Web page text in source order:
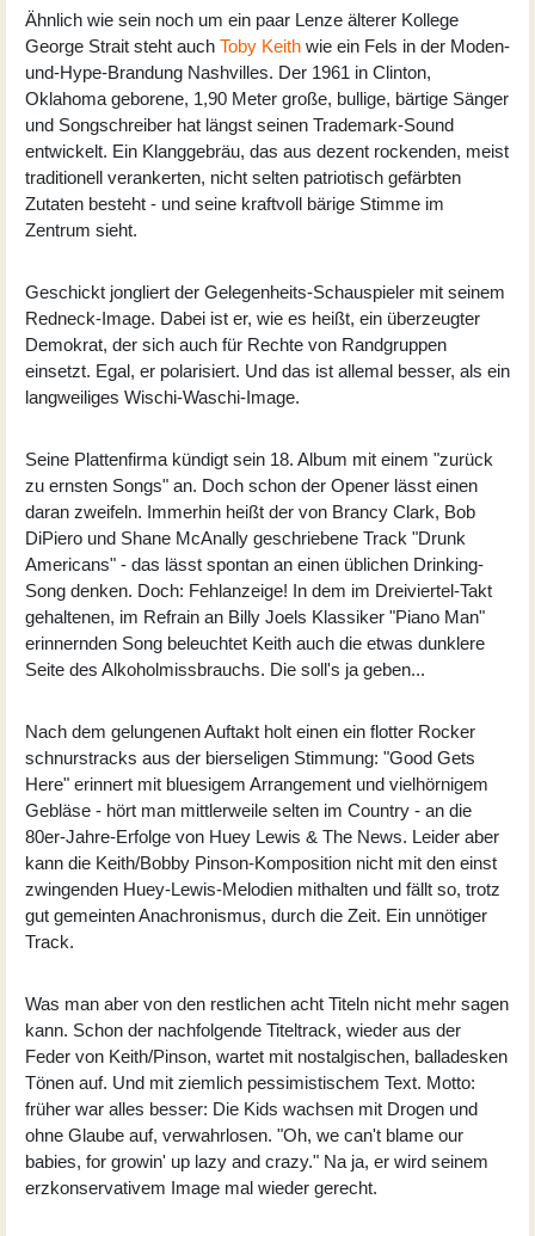
Ähnlich wie sein noch um ein paar Lenze älterer Kollege
George Strait steht auch Toby Keith wie ein Fels in der Moden-
und-Hype-Brandung Nashvilles. Der 1961 in Clinton,
Oklahoma geborene, 1,90 Meter große, bullige, bärtige Sänger
und Songschreiber hat längst seinen Trademark-Sound
entwickelt. Ein Klanggebräu, das aus dezent rockenden, meist
traditionell verankerten, nicht selten patriotisch gefärbten
Zutaten besteht - und seine kraftvoll bärige Stimme im
Zentrum sieht.
Geschickt jongliert der Gelegenheits-Schauspieler mit seinem
Redneck-Image. Dabei ist er, wie es heißt, ein überzeugter
Demokrat, der sich auch für Rechte von Randgruppen
einsetzt. Egal, er polarisiert. Und das ist allemal besser, als ein
langweiliges Wischi-Waschi-Image.
Seine Plattenfirma kündigt sein 18. Album mit einem "zurück
zu ernsten Songs" an. Doch schon der Opener lässt einen
daran zweifeln. Immerhin heißt der von Brancy Clark, Bob
DiPiero und Shane McAnally geschriebene Track "Drunk
Americans" - das lässt spontan an einen üblichen Drinking-
Song denken. Doch: Fehlanzeige! In dem im Dreiviertel-Takt
gehaltenen, im Refrain an Billy Joels Klassiker "Piano Man"
erinnernden Song beleuchtet Keith auch die etwas dunklere
Seite des Alkoholmissbrauchs. Die soll's ja geben...
Nach dem gelungenen Auftakt holt einen ein flotter Rocker
schnurstracks aus der bierseligen Stimmung: "Good Gets
Here" erinnert mit bluesigem Arrangement und vielhörnigem
Gebläse - hört man mittlerweile selten im Country - an die
80er-Jahre-Erfolge von Huey Lewis & The News. Leider aber
kann die Keith/Bobby Pinson-Komposition nicht mit den einst
zwingenden Huey-Lewis-Melodien mithalten und fällt so, trotz
gut gemeinten Anachronismus, durch die Zeit. Ein unnötiger
Track.
Was man aber von den restlichen acht Titeln nicht mehr sagen
kann. Schon der nachfolgende Titeltrack, wieder aus der
Feder von Keith/Pinson, wartet mit nostalgischen, balladesken
Tönen auf. Und mit ziemlich pessimistischem Text. Motto:
früher war alles besser: Die Kids wachsen mit Drogen und
ohne Glaube auf, verwahrlosen. "Oh, we can't blame our
babies, for growin' up lazy and crazy." Na ja, er wird seinem
erzkonservativem Image mal wieder gerecht.